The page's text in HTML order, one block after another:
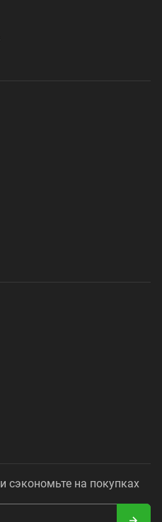
сэкономьте на покупках